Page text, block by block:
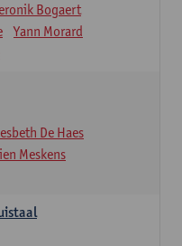
Bogaert
Yann Morard
De Haes
Meskens